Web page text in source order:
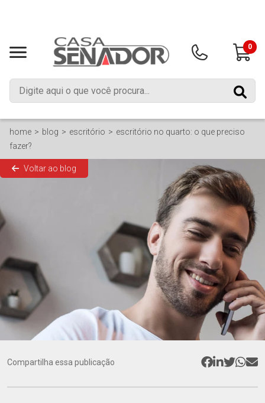
0
home blog escritório
escritório no quarto: o que preciso
fazer?
Voltar ao blog
Compartilha essa publicação